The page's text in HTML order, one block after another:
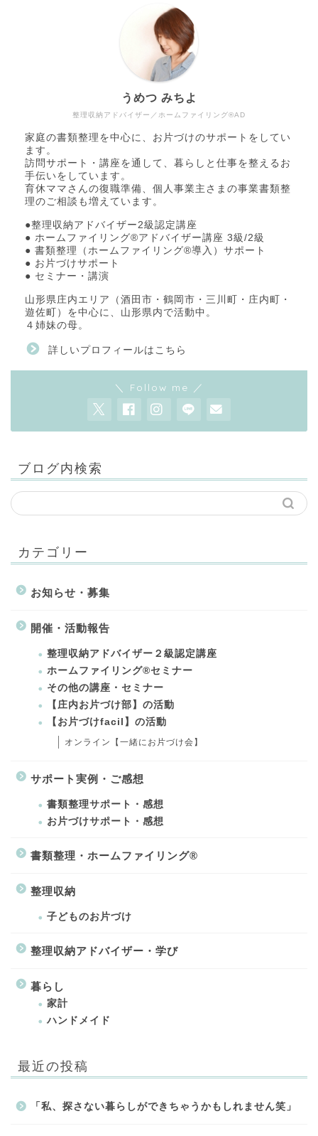
整理収納アドバイザー／ホームファイリング®AD
うめつ みちよ
家庭の書類整理を中心に、お片づけのサポートをしてい
ます。
訪問サポート・講座を通して、暮らしと仕事を整えるお
手伝いをしています。
育休ママさんの復職準備、個人事業主さまの事業書類整
理のご相談も増えています。
●整理収納アドバイザー2級認定講座
● ホームファイリング®アドバイザー講座 3級/2級
● 書類整理（ホームファイリング®導入）サポート
● お片づけサポート
● セミナー・講演
山形県庄内エリア（酒田市・鶴岡市・三川町・庄内町・
遊佐町）を中心に、山形県内で活動中。
４姉妹の母。
詳しいプロフィールはこちら
＼ Follow me ／
ブログ内検索
カテゴリー
お知らせ・募集
開催・活動報告
整理収納アドバイザー２級認定講座
ホームファイリング®セミナー
その他の講座・セミナー
【庄内お片づけ部】の活動
【お片づけfacil】の活動
オンライン【一緒にお片づけ会】
サポート実例・ご感想
書類整理サポート・感想
お片づけサポート・感想
書類整理・ホームファイリング®
整理収納
子どものお片づけ
整理収納アドバイザー・学び
暮らし
家計
ハンドメイド
最近の投稿
「私、探さない暮らしができちゃうかもしれません笑」